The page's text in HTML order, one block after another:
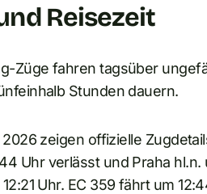
Reisezeit
Züge fahren tagsüber
Stunden dauern.
zeigen offizielle
Uhr verlässt und Praha hl.n.
Uhr. EC 359 fährt um